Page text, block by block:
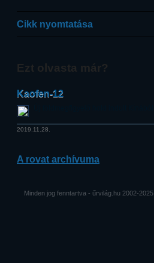
Cikk nyomtatása
Ezt olvasta már?
Kaofen-12
2019.11.28.
A rovat archívuma
Minden jog fenntartva - űrvilág.hu 2002-2025